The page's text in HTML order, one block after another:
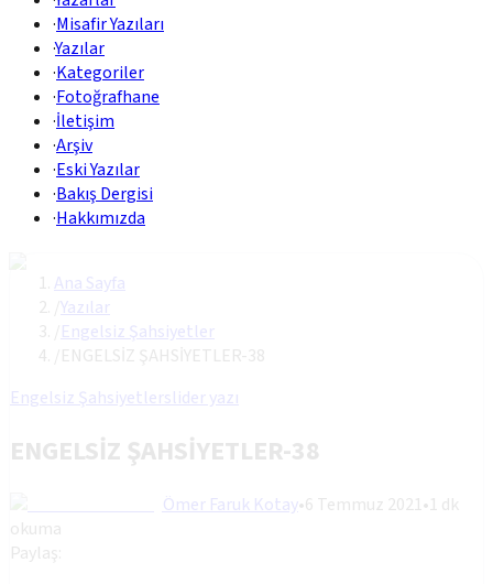
·Misafir Yazıları
·Yazılar
·Kategoriler
·Fotoğrafhane
·İletişim
·Arşiv
·Eski Yazılar
·Bakış Dergisi
·Hakkımızda
Ana Sayfa
Yazılar
Engelsiz Şahsiyetler
ENGELSİZ ŞAHSİYETLER-38
Engelsiz Şahsiyetlerslider yazı
ENGELSİZ ŞAHSİYETLER-38
Ömer Faruk Kotay•6 Temmuz 2021•1 dk
okuma
Paylaş: